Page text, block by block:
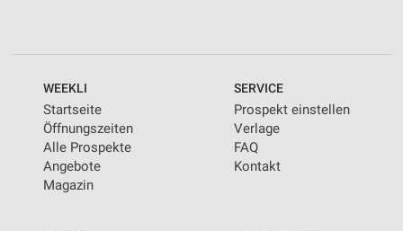
WEEKLI
Startseite
Öffnungszeiten
Alle Prospekte
Angebote
Magazin
SERVICE
Prospekt einstellen
Verlage
FAQ
Kontakt